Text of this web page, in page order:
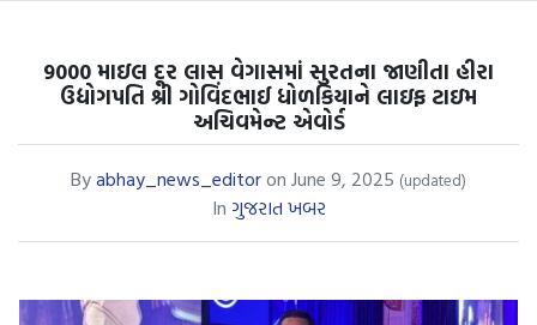
9000 માઇલ દૂર લાસ વેગાસમાં સુરતના જાણીતા હીરા
ઉદ્યોગપતિ શ્રી ગોવિંદભાઈ ધોળકિયાને લાઇફ ટાઇમ
અચિવમેન્ટ એવોર્ડ
Byabhay_news_editoron June 9, 2025 (updated)
In ગુજરાત ખબર